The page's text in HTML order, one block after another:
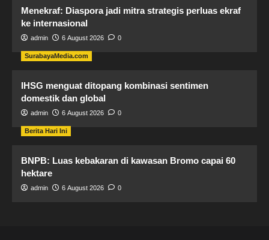
Menekraf: Diaspora jadi mitra strategis perluas ekraf
ke internasional
admin 6 August 2026 0
SurabayaMedia.com
IHSG menguat ditopang kombinasi sentimen
domestik dan global
admin 6 August 2026 0
Berita Hari Ini
BNPB: Luas kebakaran di kawasan Bromo capai 60
hektare
admin 6 August 2026 0